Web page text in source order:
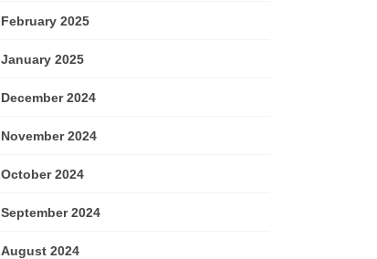
February 2025
January 2025
December 2024
November 2024
October 2024
September 2024
August 2024